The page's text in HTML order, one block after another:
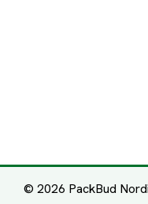
© 2026 PackBud